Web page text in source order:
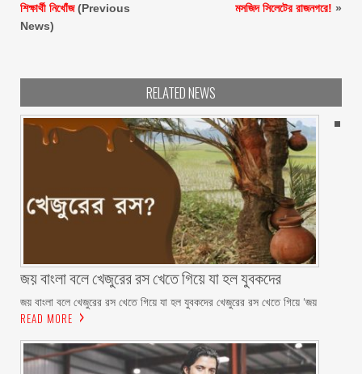
শিক্ষার্থী নিখোঁজ(Previous
News)
মসজিদ সিলেটের রাজনগরে! »
RELATED NEWS
জয় বাংলা বলে খেজুরের রস খেতে গিয়ে যা হল যুবকদের
জয় বাংলা বলে খেজুরের রস খেতে গিয়ে যা হল যুবকদের খেজুরের রস খেতে গিয়ে ‘জয়
READ MORE